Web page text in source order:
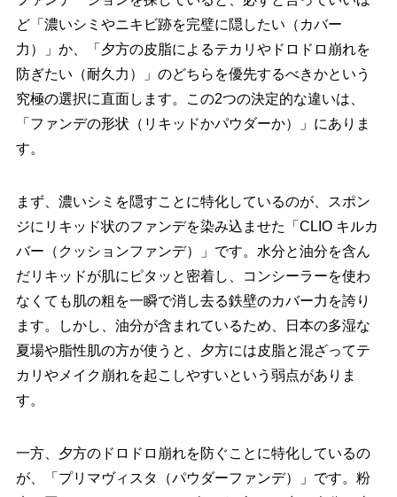
ど「濃いシミやニキビ跡を完璧に隠したい（カバー
力）」か、「夕方の皮脂によるテカリやドロドロ崩れを
防ぎたい（耐久力）」のどちらを優先するべきかという
究極の選択に直面します。この2つの決定的な違いは、
「ファンデの形状（リキッドかパウダーか）」にありま
す。
まず、濃いシミを隠すことに特化しているのが、スポン
ジにリキッド状のファンデを染み込ませた「CLIO キルカ
バー（クッションファンデ）」です。水分と油分を含ん
だリキッドが肌にピタッと密着し、コンシーラーを使わ
なくても肌の粗を一瞬で消し去る鉄壁のカバー力を誇り
ます。しかし、油分が含まれているため、日本の多湿な
夏場や脂性肌の方が使うと、夕方には皮脂と混ざってテ
カリやメイク崩れを起こしやすいという弱点がありま
す。
一方、夕方のドロドロ崩れを防ぐことに特化しているの
が、「プリマヴィスタ（パウダーファンデ）」です。粉